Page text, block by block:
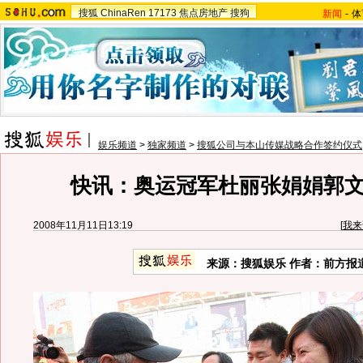
搜狐 ChinaRen 17173 焦点房地产 搜狗 新闻 -
娱乐频道 > 独家频道 > 搜狐公司与本山传媒战略合作签约仪式
快讯：奥运冠军杜丽张娟娟郭
2008年11月11日13:19 [我
来源：搜狐娱乐 作者：前方报